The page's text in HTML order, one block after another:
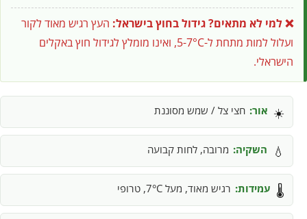
❌ למי לא מתאים?גידול בחוץ בישראל: העץ רגיש מאוד לקור
ועלול למות מתחת ל-5-7°C, ואינו מומלץ לגידול חוץ באקלים
הישראלי.
☀️ אור: חצי צל / שמש מסוננת
💧 השקיה: מרובה, לחות קבועה
🌡️ עמידות: רגיש מאוד, מעל 7°C, טרופי